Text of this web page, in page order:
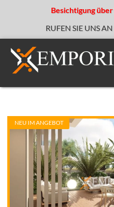
Besichtigung über
RUFEN SIE UNS AN
NEU IM ANGEBOT